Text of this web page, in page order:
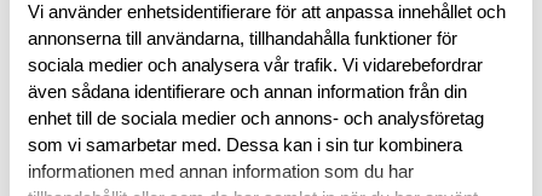
Vi använder enhetsidentifierare för att anpassa innehållet och
annonserna till användarna, tillhandahålla funktioner för
sociala medier och analysera vår trafik. Vi vidarebefordrar
även sådana identifierare och annan information från din
enhet till de sociala medier och annons- och analysföretag
som vi samarbetar med. Dessa kan i sin tur kombinera
informationen med annan information som du har
RECENSIONER
OM VARUMÄRKET